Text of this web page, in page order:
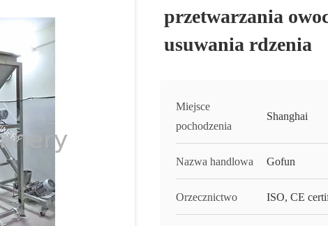
przetwarzania
usuwania rdzenia
Miejsce
pochodzenia
Shanghai
Nazwa handlowa Gofun
Orzecznictwo ISO, CE